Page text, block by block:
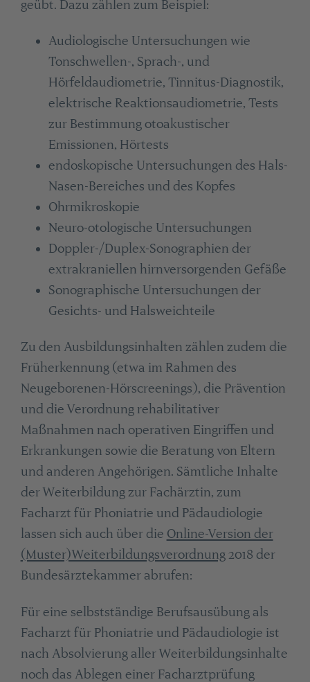
geübt. Dazu zählen zum Beispiel:
Audiologische Untersuchungen wie
Tonschwellen-, Sprach-, und
Hörfeldaudiometrie, Tinnitus-Diagnostik,
elektrische Reaktionsaudiometrie, Tests
zur Bestimmung otoakustischer
Emissionen, Hörtests
endoskopische Untersuchungen des Hals-
Nasen-Bereiches und des Kopfes
Ohrmikroskopie
Neuro-otologische Untersuchungen
Doppler-/Duplex-Sonographien der
extrakraniellen hirnversorgenden Gefäße
Sonographische Untersuchungen der
Gesichts- und Halsweichteile
Zu den Ausbildungsinhalten zählen zudem die
Früherkennung (etwa im Rahmen des
Neugeborenen-Hörscreenings), die Prävention
und die Verordnung rehabilitativer
Maßnahmen nach operativen Eingriffen und
Erkrankungen sowie die Beratung von Eltern
und anderen Angehörigen. Sämtliche Inhalte
der Weiterbildung zur Fachärztin, zum
Facharzt für Phoniatrie und Pädaudiologie
lassen sich auch über die Online-Version der
(Muster)Weiterbildungsverordnung 2018 der
Bundesärztekammer abrufen:
Für eine selbstständige Berufsausübung als
Facharzt für Phoniatrie und Pädaudiologie ist
nach Absolvierung aller Weiterbildungsinhalte
noch das Ablegen einer Facharztprüfung